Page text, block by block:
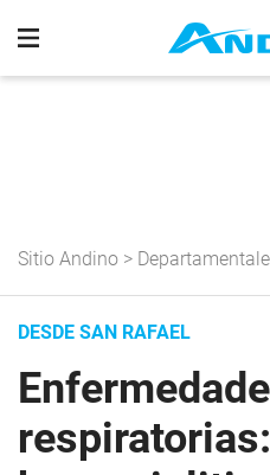
Sitio Andino >
DESDE SAN RAFAEL
respiratorias: